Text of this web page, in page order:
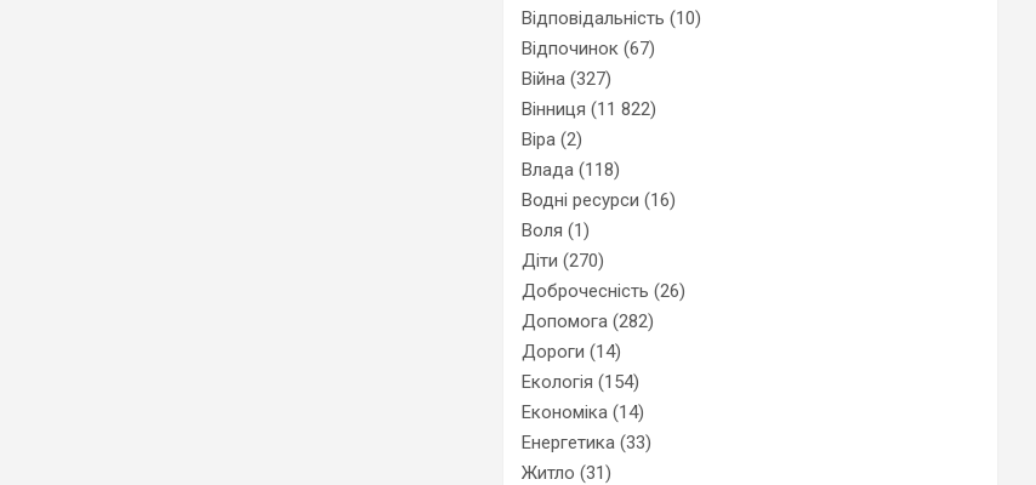
Відповідальність (10)
Відпочинок (67)
Війна (327)
Вінниця (11 822)
Віра (2)
Влада (118)
Водні ресурси (16)
Воля (1)
Діти (270)
Доброчесність (26)
Допомога (282)
Дороги (14)
Екологія (154)
Економіка (14)
Енергетика (33)
Житло (31)